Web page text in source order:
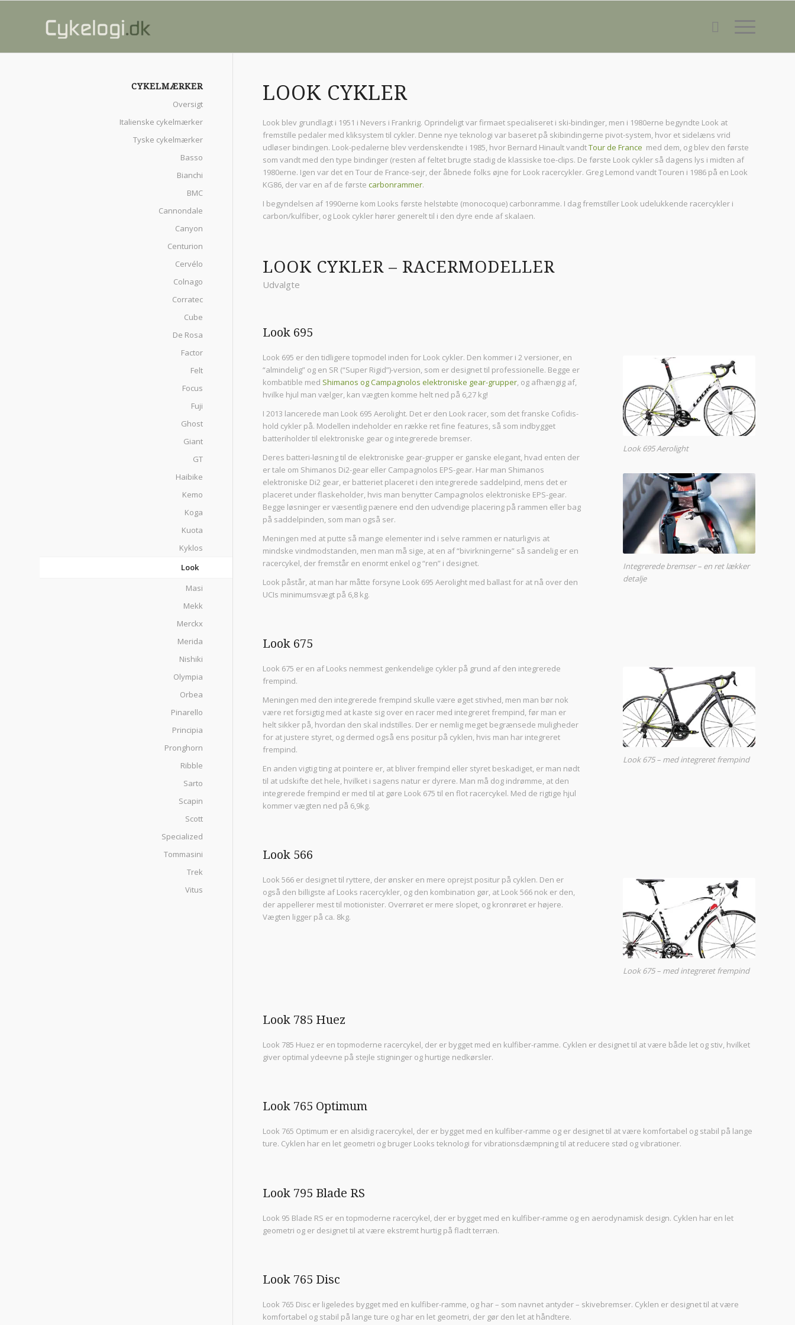
LOOK CYKLER
Look blev grundlagt i 1951 i Nevers i Frankrig. Oprindeligt var firmaet specialiseret i ski-bindinger, men i 1980erne begyndte Look at
fremstille pedaler med kliksystem til cykler. Denne nye teknologi var baseret på skibindingerne pivot-system, hvor et sidelæns vrid
udløser bindingen. Look-pedalerne blev verdenskendte i 1985, hvor Bernard Hinault vandtTour de France med dem, og blev den første
som vandt med den type bindinger (resten af feltet brugte stadig de klassiske toe-clips. De første Look cykler så dagens lys i midten af
1980erne. Igen var det en Tour de France-sejr, der åbnede folks øjne for Look racercykler. Greg Lemond vandt Touren i 1986 på en Look
KG86, der var en af de første carbonrammer.
I begyndelsen af 1990erne kom Looks første helstøbte (monocoque) carbonramme. I dag fremstiller Look udelukkende racercykler i
carbon/kulfiber, og Look cykler hører generelt til i den dyre ende af skalaen.
LOOK CYKLER – RACERMODELLER
Udvalgte
Look 695
Look 695 er den tidligere topmodel inden for Look cykler. Den kommer i 2 versioner, en
“almindelig” og en SR (“Super Rigid”)-version, som er designet til professionelle. Begge er
kombatible med Shimanos og Campagnolos elektroniske gear-grupper, og afhængig af,
hvilke hjul man vælger, kan vægten komme helt ned på 6,27 kg!
I 2013 lancerede man Look 695 Aerolight. Det er den Look racer, som det franske Cofidis-
hold cykler på. Modellen indeholder en række ret fine features, så som indbygget
batteriholder til elektroniske gear og integrerede bremser.
Deres batteri-løsning til de elektroniske gear-grupper er ganske elegant, hvad enten der
er tale om Shimanos Di2-gear eller Campagnolos EPS-gear. Har man Shimanos
elektroniske Di2 gear, er batteriet placeret i den integrerede saddelpind, mens det er
placeret under flaskeholder, hvis man benytter Campagnolos elektroniske EPS-gear.
Begge løsninger er væsentlig pænere end den udvendige placering på rammen eller bag
på saddelpinden, som man også ser.
Meningen med at putte så mange elementer ind i selve rammen er naturligvis at
mindske vindmodstanden, men man må sige, at en af “bivirkningerne” så sandelig er en
racercykel, der fremstår en enormt enkel og “ren” i designet.
Look påstår, at man har måtte forsyne Look 695 Aerolight med ballast for at nå over den
UCIs minimumsvægt på 6,8 kg.
Look 695 Aerolight
Integrerede bremser – en ret lækker
detalje
Look 675
Look 675 er en af Looks nemmest genkendelige cykler på grund af den integrerede
frempind.
Meningen med den integrerede frempind skulle være øget stivhed, men man bør nok
være ret forsigtig med at kaste sig over en racer med integreret frempind, før man er
helt sikker på, hvordan den skal indstilles. Der er nemlig meget begrænsede muligheder
for at justere styret, og dermed også ens positur på cyklen, hvis man har integreret
frempind.
En anden vigtig ting at pointere er, at bliver frempind eller styret beskadiget, er man nødt
til at udskifte det hele, hvilket i sagens natur er dyrere. Man må dog indrømme, at den
integrerede frempind er med til at gøre Look 675 til en flot racercykel. Med de rigtige hjul
kommer vægten ned på 6,9kg.
Look 675 – med integreret frempind
Look 566
Look 566 er designet til ryttere, der ønsker en mere oprejst positur på cyklen. Den er
også den billigste af Looks racercykler, og den kombination gør, at Look 566 nok er den,
der appellerer mest til motionister. Overrøret er mere slopet, og kronrøret er højere.
Vægten ligger på ca. 8kg.
Look 675 – med integreret frempind
Look 785 Huez
Look 785 Huez er en topmoderne racercykel, der er bygget med en kulfiber-ramme. Cyklen er designet til at være både let og stiv, hvilket
giver optimal ydeevne på stejle stigninger og hurtige nedkørsler.
Look 765 Optimum
Look 765 Optimum er en alsidig racercykel, der er bygget med en kulfiber-ramme og er designet til at være komfortabel og stabil på lange
ture. Cyklen har en let geometri og bruger Looks teknologi for vibrationsdæmpning til at reducere stød og vibrationer.
Look 795 Blade RS
Look 95 Blade RS er en topmoderne racercykel, der er bygget med en kulfiber-ramme og en aerodynamisk design. Cyklen har en let
geometri og er designet til at være ekstremt hurtig på fladt terræn.
Look 765 Disc
Look 765 Disc er ligeledes bygget med en kulfiber-ramme, og har – som navnet antyder – skivebremser. Cyklen er designet til at være
komfortabel og stabil på lange ture og har en let geometri, der gør den let at håndtere.
CYKELMÆRKER
Oversigt
Italienske cykelmærker
Tyske cykelmærker
Basso
Bianchi
BMC
Cannondale
Canyon
Centurion
Cervélo
Colnago
Corratec
Cube
De Rosa
Factor
Felt
Focus
Fuji
Ghost
Giant
GT
Haibike
Kemo
Koga
Kuota
Kyklos
Look
Masi
Mekk
Merckx
Merida
Nishiki
Olympia
Orbea
Pinarello
Principia
Pronghorn
Ribble
Sarto
Scapin
Scott
Specialized
Tommasini
Trek
Vitus